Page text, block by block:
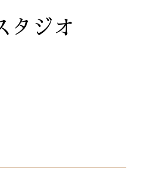
タジオ